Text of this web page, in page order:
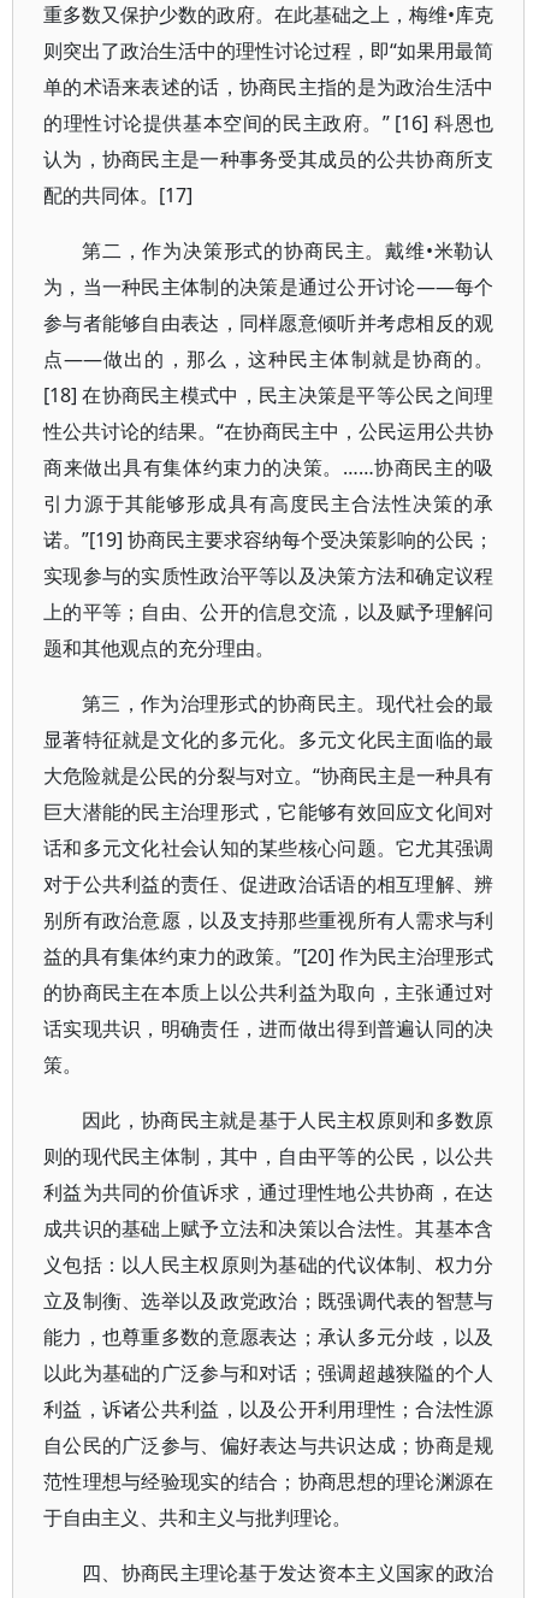
重多数又保护少数的政府。在此基础之上，梅维•库克
则突出了政治生活中的理性讨论过程，即“如果用最简
单的术语来表述的话，协商民主指的是为政治生活中
的理性讨论提供基本空间的民主政府。” [16] 科恩也
认为，协商民主是一种事务受其成员的公共协商所支
配的共同体。[17]
第二，作为决策形式的协商民主。戴维•米勒认
为，当一种民主体制的决策是通过公开讨论——每个
参与者能够自由表达，同样愿意倾听并考虑相反的观
点——做出的，那么，这种民主体制就是协商的。
[18] 在协商民主模式中，民主决策是平等公民之间理
性公共讨论的结果。“在协商民主中，公民运用公共协
商来做出具有集体约束力的决策。……协商民主的吸
引力源于其能够形成具有高度民主合法性决策的承
诺。”[19] 协商民主要求容纳每个受决策影响的公民；
实现参与的实质性政治平等以及决策方法和确定议程
上的平等；自由、公开的信息交流，以及赋予理解问
题和其他观点的充分理由。
第三，作为治理形式的协商民主。现代社会的最
显著特征就是文化的多元化。多元文化民主面临的最
大危险就是公民的分裂与对立。“协商民主是一种具有
巨大潜能的民主治理形式，它能够有效回应文化间对
话和多元文化社会认知的某些核心问题。它尤其强调
对于公共利益的责任、促进政治话语的相互理解、辨
别所有政治意愿，以及支持那些重视所有人需求与利
益的具有集体约束力的政策。”[20] 作为民主治理形式
的协商民主在本质上以公共利益为取向，主张通过对
话实现共识，明确责任，进而做出得到普遍认同的决
策。
因此，协商民主就是基于人民主权原则和多数原
则的现代民主体制，其中，自由平等的公民，以公共
利益为共同的价值诉求，通过理性地公共协商，在达
成共识的基础上赋予立法和决策以合法性。其基本含
义包括：以人民主权原则为基础的代议体制、权力分
立及制衡、选举以及政党政治；既强调代表的智慧与
能力，也尊重多数的意愿表达；承认多元分歧，以及
以此为基础的广泛参与和对话；强调超越狭隘的个人
利益，诉诸公共利益，以及公开利用理性；合法性源
自公民的广泛参与、偏好表达与共识达成；协商是规
范性理想与经验现实的结合；协商思想的理论渊源在
于自由主义、共和主义与批判理论。
四、协商民主理论基于发达资本主义国家的政治